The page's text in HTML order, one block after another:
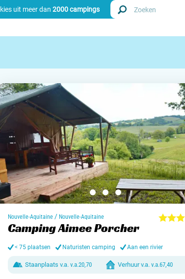
kies uit meer dan 2000 campings
Nouvelle-Aquitaine / Nouvelle-Aquitaine
Camping Aimee Porcher
< 75 plaatsen Naturisten camping Aan een rivier
Staanplaats v.a. v.a.20,70 Verhuur v.a. v.a.67,40